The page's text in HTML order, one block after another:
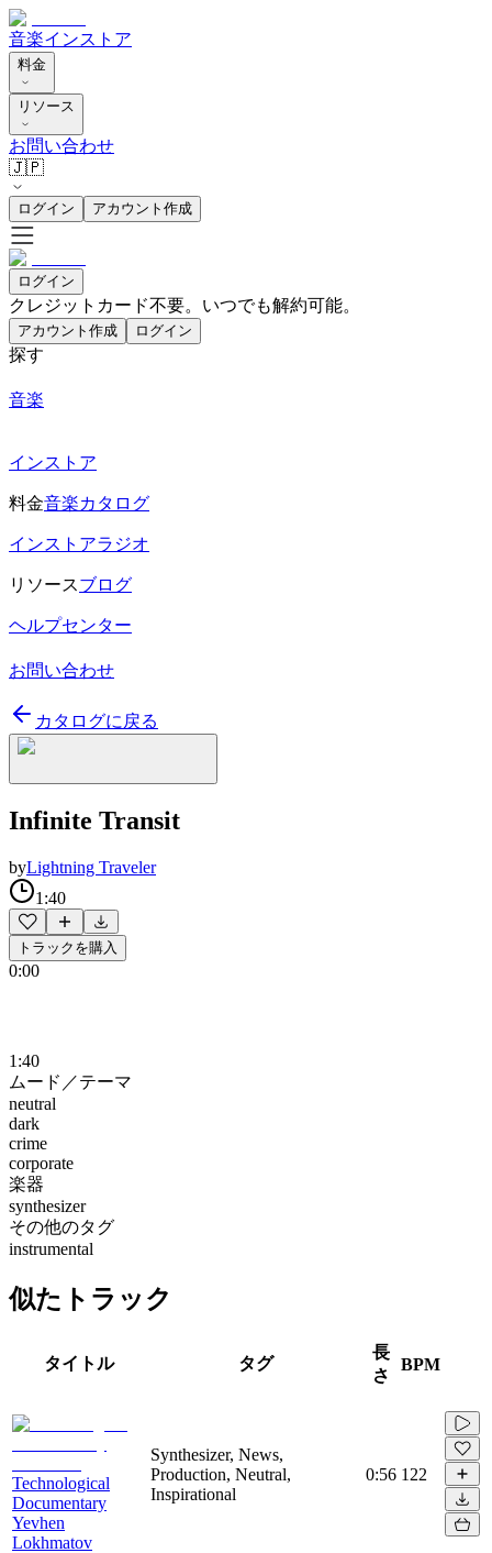
音楽インストア
料金
リソース
お問い合わせ
🇯🇵
ログイン アカウント作成
ログイン
クレジットカード不要。いつでも解約可能。
アカウント作成 ログイン
探す
音楽
インストア
料金音楽カタログ
インストアラジオ
リソースブログ
ヘルプセンター
お問い合わせ
カタログに戻る
Infinite Transit
byLightning Traveler
1:40
トラックを購入
0:00
1:40
ムード／テーマ
neutral
dark
crime
corporate
楽器
synthesizer
その他のタグ
instrumental
似たトラック
タイトル タグ
長
さ
BPM
Technological
Documentary
Yevhen
Lokhmatov
Synthesizer, News,
Production, Neutral,
Inspirational
0:56 122